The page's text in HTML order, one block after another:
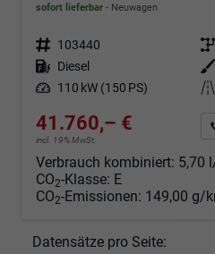
sofort lieferbar Neuwagen
Fahrzeugnr. 103440 Getriebe
Kraftstoff Diesel Außenfarbe
Leistung 110 kW (150 PS) Kilometerstand
41.760,– €
incl. 19% MwSt.
Verbrauch kombiniert: 5,70
CO2-Klasse: E
CO2-Emissionen: 149,00 g/
Datensätze pro Seite: